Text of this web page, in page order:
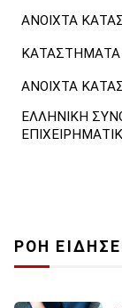
ΑΝΟΙΧΤΑ
ΚΑΤΑΣΤΗΜΑΤΑ
ΑΝΟΙΧΤΑ
ΕΛΛΗΝΙΚΗ
ΡΟΗ